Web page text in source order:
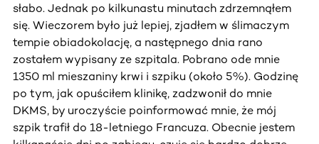
słabo. Jednak po kilkunastu minutach zdrzemnąłem
się. Wieczorem było już lepiej, zjadłem w ślimaczym
tempie obiadokolację, a następnego dnia rano
zostałem wypisany ze szpitala. Pobrano ode mnie
1350 ml mieszaniny krwi i szpiku (około 5%). Godzinę
po tym, jak opuściłem klinikę, zadzwonił do mnie
DKMS, by uroczyście poinformować mnie, że mój
szpik trafił do 18-letniego Francuza. Obecnie jestem